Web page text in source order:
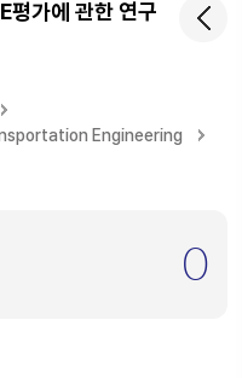
평가에 관한 연구
Engineering
0